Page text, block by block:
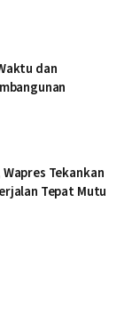
dan
Tekankan
Tepat Mutu